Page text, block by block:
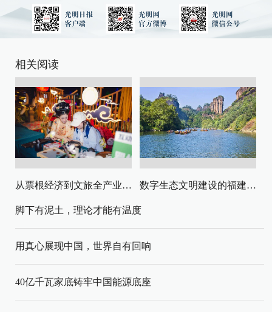
相关阅读
从票根经济到文旅全产业链升级 数字生态文明建设的福建路径与启示
脚下有泥土，理论才能有温度
用真心展现中国，世界自有回响
40亿千瓦家底铸牢中国能源底座